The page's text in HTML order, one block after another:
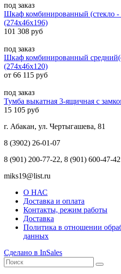
под заказ
Шкаф комбинированный (стекло -
(274x46x196)
101 308 руб
под заказ
Шкаф комбинированный
(274x46x120)
от 66 115 руб
под заказ
Тумба выкатная 3-ящичная с
15 105 руб
г. Абакан, ул. Чертыгашева, 81
8 (3902) 26-01-07
8 (901) 200-77-22, 8 (901) 600-47-42
miks19@list.ru
О НАС
Доставка и оплата
Контакты, режим работы
Доставка
Политика в отношении
данных
Сделано в InSales